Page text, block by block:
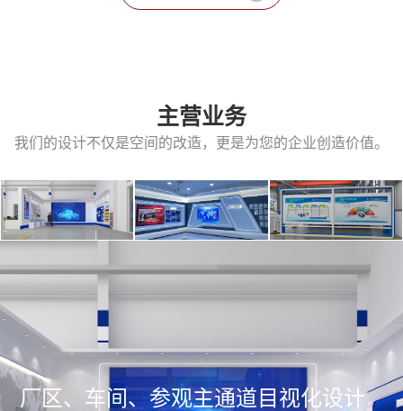
主营业务
我们的设计不仅是空间的改造，更是为您的企业创造价值。
厂区、车间、参观主通道目视化设计